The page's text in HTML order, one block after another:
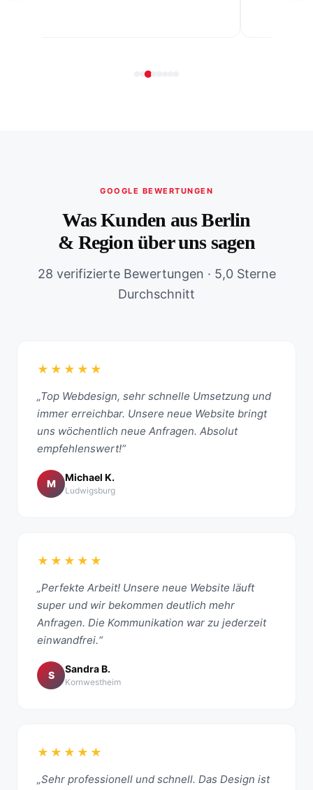
GOOGLE BEWERTUNGEN
Was Kunden aus Berlin
& Region über uns sagen
28 verifizierte Bewertungen · 5,0 Sterne
Durchschnitt
★★★★★
„Top Webdesign, sehr schnelle Umsetzung und
immer erreichbar. Unsere neue Website bringt
uns wöchentlich neue Anfragen. Absolut
empfehlenswert!“
M
Michael K.
Ludwigsburg
★★★★★
„Perfekte Arbeit! Unsere neue Website läuft
super und wir bekommen deutlich mehr
Anfragen. Die Kommunikation war zu jederzeit
einwandfrei.“
S
Sandra B.
Kornwestheim
★★★★★
„Sehr professionell und schnell. Das Design ist